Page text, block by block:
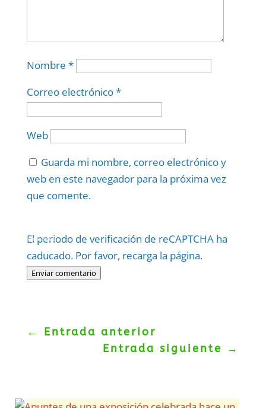
Nombre *
Correo electrónico*
Web
Guarda mi nombre, correo electrónico y
web en este navegador para la próxima vez
que comente.
El periodo de verificación de reCAPTCHA ha
caducado. Por favor, recarga la página.
Enviar comentario
Politica–Términos.
← Entrada anterior
Entrada siguiente
→